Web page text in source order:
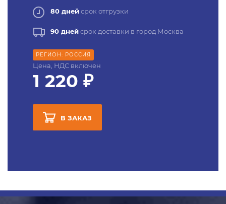
80 днейсрок отгрузки
90 днейсрок доставки в город Москва
РЕГИОН: РОССИЯ
Цена, НДС включен
1 220 ₽
В ЗАКАЗ